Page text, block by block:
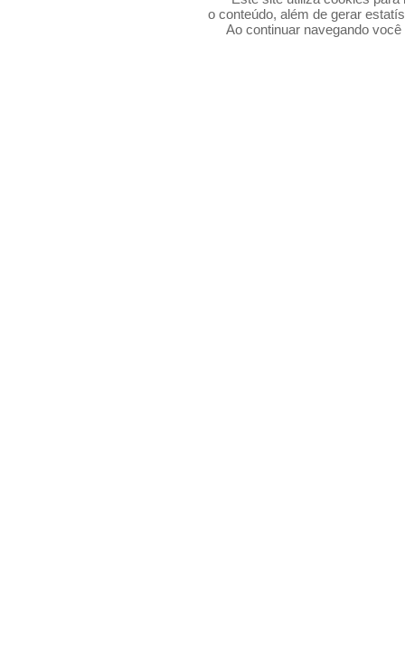
o conteúdo, além de gerar
Ao continuar navegando